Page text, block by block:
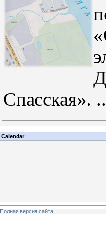
Спасская».
Calendar
Полная версия сайта